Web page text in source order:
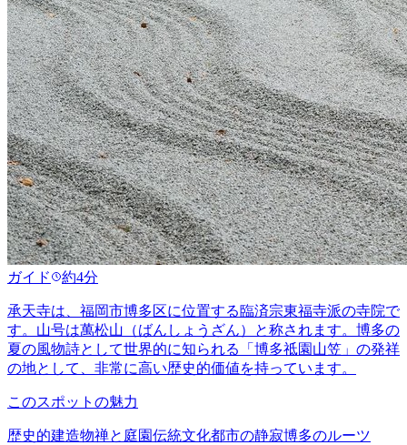
ガイド 約4分
承天寺は、福岡市博多区に位置する臨済宗東福寺派の寺院で
す。山号は萬松山（ばんしょうざん）と称されます。博多の
夏の風物詩として世界的に知られる「博多祗園山笠」の発祥
の地として、非常に高い歴史的価値を持っています。
このスポットの魅力
歴史的建造物禅と庭園伝統文化都市の静寂博多のルーツ